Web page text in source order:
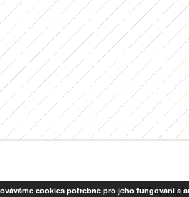
©
cookies potřebné pro jeho fungování a